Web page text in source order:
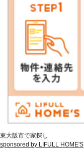
東大阪市で家探し
sponsored by LIFULL HOME'S